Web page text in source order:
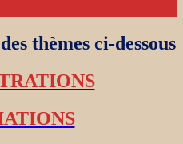
thèmes ci-dessous